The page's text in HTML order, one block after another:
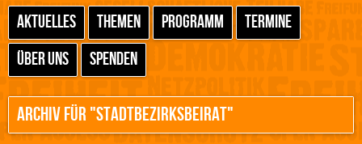
AKTUELLES THEMEN PROGRAMM
TERMINE
ÜBER UNS
SPENDEN
ARCHIV FÜR "STADTBEZIRKSBEIRAT"